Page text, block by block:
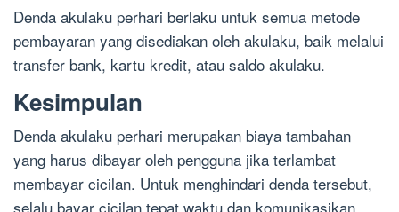
Denda akulaku perhari berlaku untuk semua metode
pembayaran yang disediakan oleh akulaku, baik melalui
transfer bank, kartu kredit, atau saldo akulaku.
Kesimpulan
Denda akulaku perhari merupakan biaya tambahan
yang harus dibayar oleh pengguna jika terlambat
membayar cicilan. Untuk menghindari denda tersebut,
selalu bayar cicilan tepat waktu dan komunikasikan